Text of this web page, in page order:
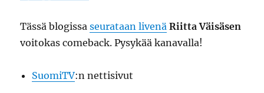
Tässä blogissaseurataan livenä Riitta Väisäsen
voitokas comeback. Pysykää kanavalla!
SuomiTV:n nettisivut